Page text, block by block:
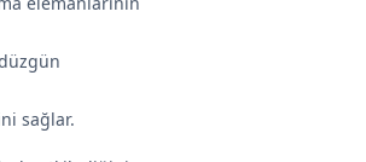
sağlar.